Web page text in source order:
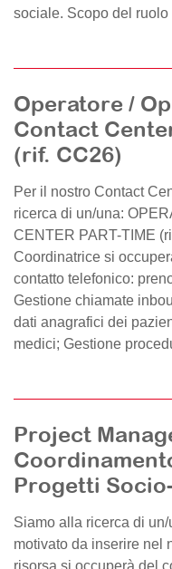
sociale. Scopo del
Operatore /
Contact
(rif. CC26)
Per il nostro Contact
ricerca di un/una:
CENTER PART-TIME
Coordinatrice si
contatto telefonico:
Gestione chiamate
dati anagrafici dei
medici; Gestione
Project
Progetti
Siamo alla ricerca di
motivato da inserire nel
risorsa si occuperà del